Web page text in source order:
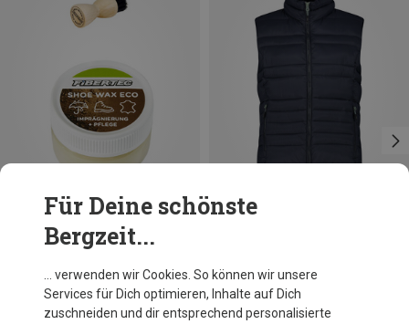
Shoe Care Kit Mini
Für Deine schönste
Bergzeit...
… verwenden wir Cookies. So können wir unsere
Services für Dich optimieren, Inhalte auf Dich
zuschneiden und dir entsprechend personalisierte